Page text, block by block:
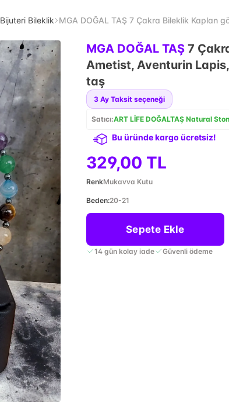
Bijuteri Bileklik MGA DOĞAL TAŞ 7 Çakra Bileklik Kaplan
MGA DOĞAL TAŞ 7
Ametist, Aventurin
taş
3 Ay Taksit seçeneği
Satıcı:ART LİFE DOĞALTAŞ Natural
Bu üründe kargo ücretsiz!
329,00 TL
RenkMukavva Kutu
Beden:20-21
Sepete Ekle
14 gün kolay iade Güvenli ödeme